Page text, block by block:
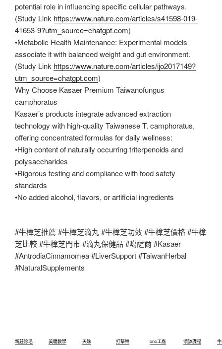
potential role in influencing specific cellular pathways.
(Study Link https://www.nature.com/articles/s41598-019-
41653-9?utm_source=chatgpt.com)
•Metabolic Health Maintenance: Experimental models
associate it with balanced weight and gut environment.
(Study Link https://www.nature.com/articles/ijo2017149?
utm_source=chatgpt.com)
Why Choose Kasaer Premium Taiwanofungus
camphoratus
Kasaer’s products integrate advanced extraction
technology with high-quality Taiwanese T. camphoratus,
offering concentrated formulas for daily wellness:
•High content of naturally occurring triterpenoids and
polysaccharides
•Rigorous testing and compliance with food safety
standards
•No added alcohol, flavors, or artificial ingredients
#牛樟芝推薦 #牛樟芝滴丸 #牛樟芝功效 #牛樟芝價格 #牛樟
芝比較 #牛樟芝門市 #滴丸保健品 #噶薩爾 #Kasaer
#AntrodiaCinnamomea #LiverSupport #TaiwanHerbal
#NaturalSupplements
新莊除毛 美睫教學 天珠 打擊樂 cnc工廠 頌缽課程